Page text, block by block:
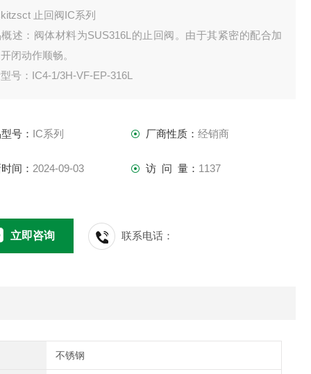
止回阀IC系列
述：阀体材料为SUS316L的止回阀。由于其紧密的配合加
闭动作顺畅。
号：IC4-1/3H-VF-EP-316L
1/4“
流体温度（℃）：-10
环境温度（℃）：-10
环境温度（℃）：60
作压力（MPa）：16.2
号： IC系列 厂商性质： 经销商
间： 2024-09-03 访 问 量： 1137
立即咨询 联系电话：
不锈钢